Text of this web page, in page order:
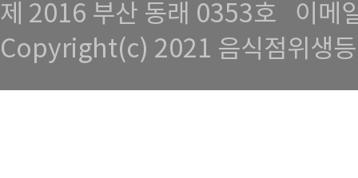
제 2016 부산 동래 0353호
이메
Copyright(c) 2021 음식점위생